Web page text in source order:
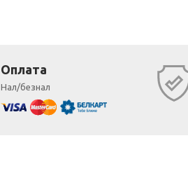
Оплата
Нал/безнал